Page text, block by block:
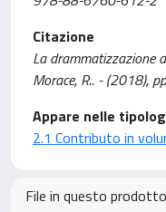
Citazione
La drammatizzazione
Morace, R.. - (2018),
Appare nelle
2.1 Contributo in
File in questo